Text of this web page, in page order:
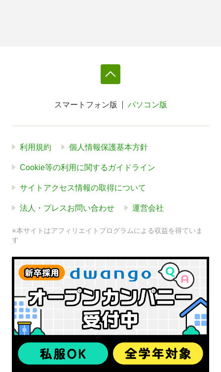
スマートフォン版 パソコン版
利用規約 個人情報保護基本方針
Cookie等の利用に関するガイドライン
サイトアクセス情報の取得について
法人・プレスお問い合わせ 運営会社
※本サイトはアフィリエイトプログラムによる収益を得ていま
す